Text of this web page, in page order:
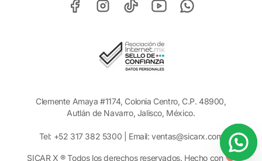
Clemente Amaya #1174, Colonia Centro, C.P. 48900,
Autlán de Navarro, Jalisco, México.
Tel: +52 317 382 5300 | Email:ventas@sicarx.com
SICAR X ® Todos los derechos reservados. Hecho con ❤️